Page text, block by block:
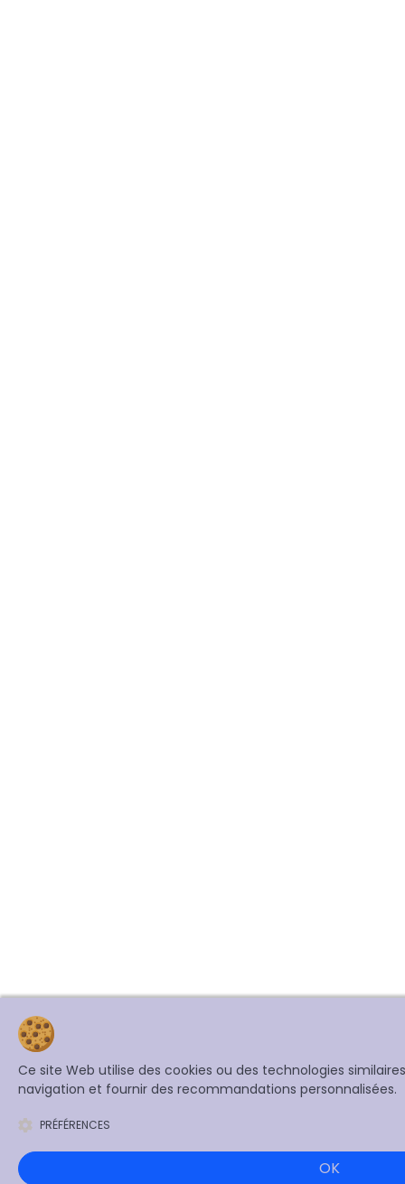
Ce site Web utilise des cookies ou des technologies
navigation et fournir des recommandations personnalisées.
PRÉFÉRENCES
OK